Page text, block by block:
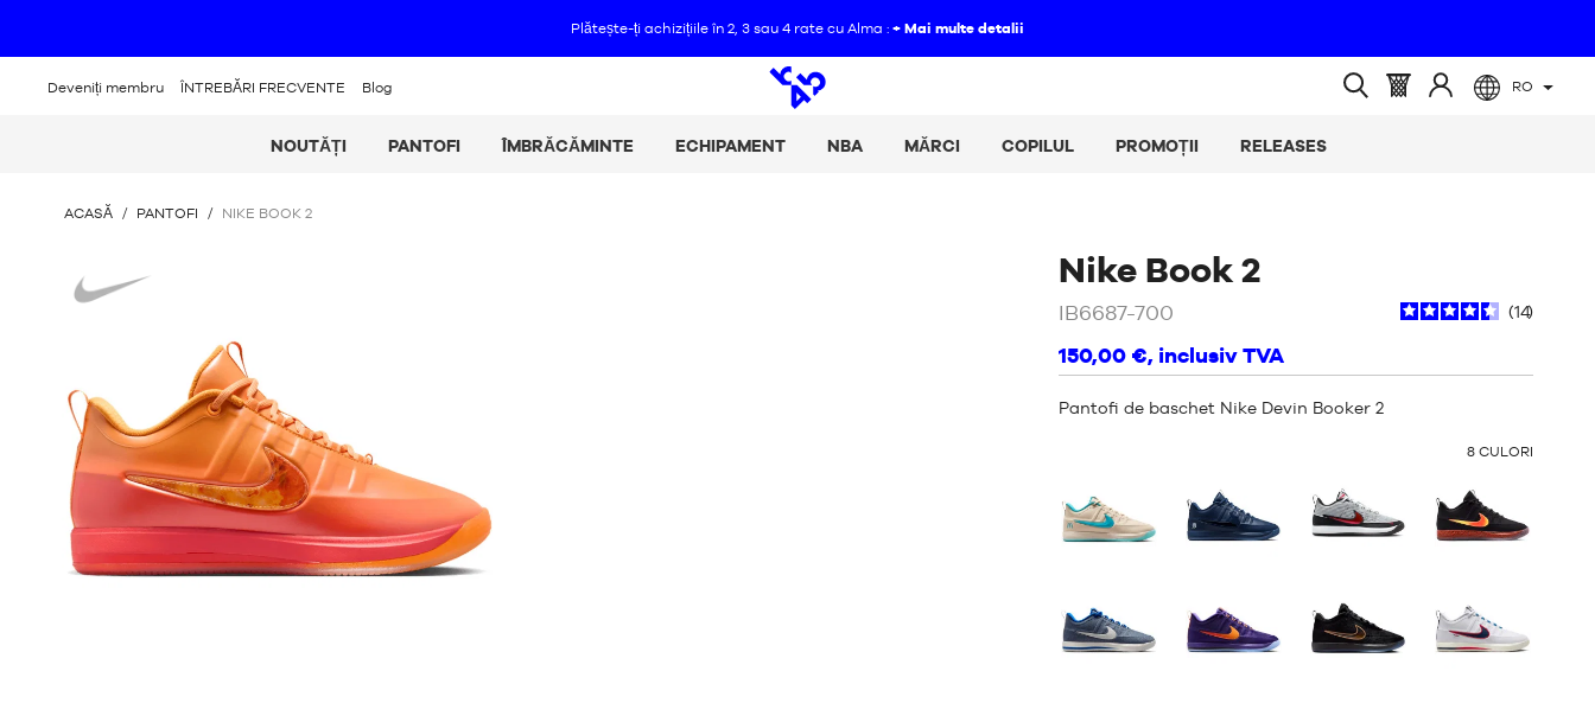
Plătește-ți achizițiile în 2, 3 sau 4 rate cu Alma : + Mai multe detalii
Deveniți membru ÎNTREBĂRI FRECVENTE Blog RO
NOUTĂȚI PANTOFI ÎMBRĂCĂMINTE ECHIPAMENT NBA MĂRCI COPILUL PROMOȚII RELEASES
SUNTEȚI
ACASĂ / PANTOFI / NIKE BOOK 2
Nike Book 2/
IB6687-700 14
150,00 €, inclusiv TVA
Pantofi de baschet Nike Devin Booker 2
ALTE
:
8 CULORI